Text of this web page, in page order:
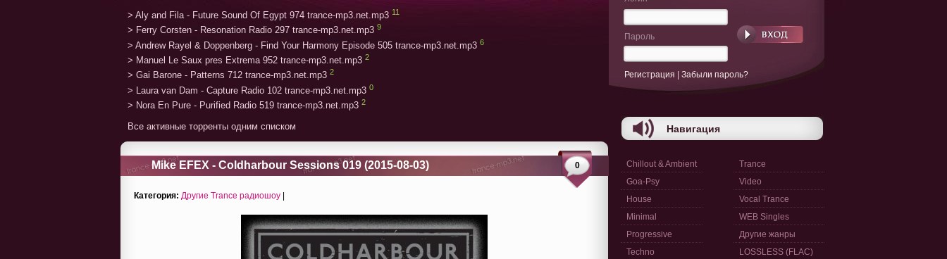
> Aly and Fila - Future Sound Of Egypt 974 trance-mp3.net.mp3 11
> Ferry Corsten - Resonation Radio 297 trance-mp3.net.mp3 9
> Andrew Rayel & Doppenberg - Find Your Harmony Episode 505 trance-mp3.net.mp3 6
> Manuel Le Saux pres Extrema 952 trance-mp3.net.mp3 2
> Gai Barone - Patterns 712 trance-mp3.net.mp3 2
> Laura van Dam - Capture Radio 102 trance-mp3.net.mp3 0
> Nora En Pure - Purified Radio 519 trance-mp3.net.mp3 2
Все активные торренты одним списком
Mike EFEX - Coldharbour Sessions 019 (2015-08-03) 0
Категория: Другие Trance радиошоу |
Пароль
Регистрация Забыли пароль?
Навигация
Chillout & Ambient
Goa-Psy
House
Minimal
Progressive
Techno
Trance
Video
Vocal Trance
WEB Singles
Другие жанры
LOSSLESS (FLAC)